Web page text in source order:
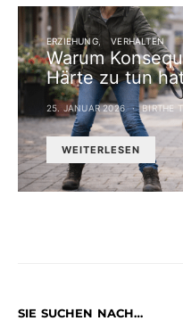
ERZIEHUNG VERHALTEN
Warum
Härte zu tun
25. JANUAR 2026 BIRTHE
WEITERLESEN
SIE SUCHEN NACH…